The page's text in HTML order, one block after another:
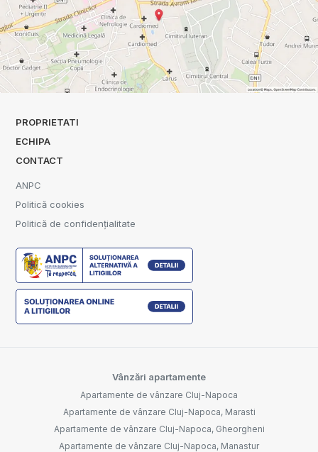
PROPRIETATI
ECHIPA
CONTACT
ANPC
Politică cookies
Politică de confidențialitate
Vânzări apartamente
Apartamente de vânzare Cluj-Napoca
Apartamente de vânzare Cluj-Napoca, Marasti
Apartamente de vânzare Cluj-Napoca, Gheorgheni
Apartamente de vânzare Cluj-Napoca, Manastur